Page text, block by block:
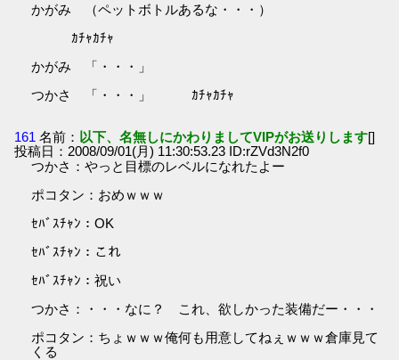
かがみ （ペットボトルあるな・・・）
ｶﾁｬｶﾁｬ
かがみ 「・・・」
つかさ 「・・・」 ｶﾁｬｶﾁｬ
161 名前： 以下、名無しにかわりましてVIPがお送りします[]
投稿日：2008/09/01(月) 11:30:53.23 ID:rZVd3N2f0
つかさ：やっと目標のレベルになれたよー
ポコタン：おめｗｗｗ
ｾﾊﾞｽﾁｬﾝ：OK
ｾﾊﾞｽﾁｬﾝ：これ
ｾﾊﾞｽﾁｬﾝ：祝い
つかさ：・・・なに？ これ、欲しかった装備だー・・・
ポコタン：ちょｗｗｗ俺何も用意してねぇｗｗｗ倉庫見て
くる